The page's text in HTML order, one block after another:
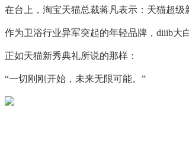
在台上，淘宝天猫总裁蒋凡表示：天猫超
作为卫浴行业异军突起的年轻品牌，diiib大
正如天猫新秀典礼所说的那样：
“一切刚刚开始，未来无限可能。”